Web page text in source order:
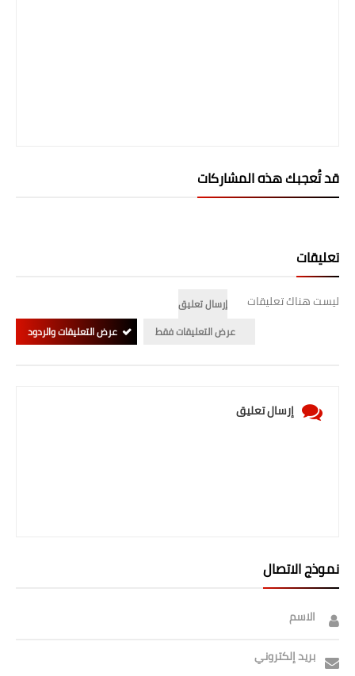
قد تُعجبك هذه المشاركات
تعليقات
ليست هناك تعليقات
إرسال تعليق
عرض التعليقات فقط
عرض التعليقات والردود
إرسال تعليق
نموذج الاتصال
الاسم
بريد إلكتروني